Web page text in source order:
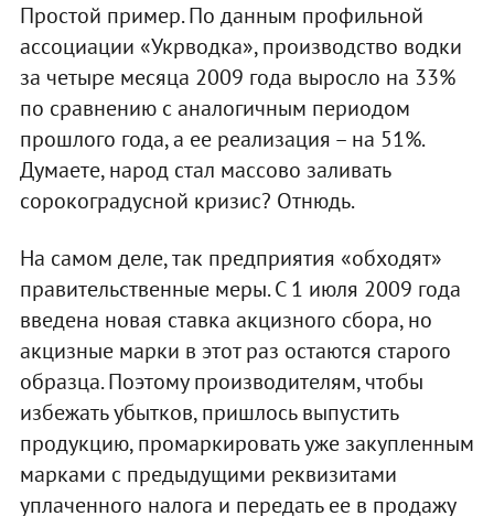
Простой пример. По данным профильной
ассоциации «Укрводка», производство водки
за четыре месяца 2009 года выросло на 33%
по сравнению с аналогичным периодом
прошлого года, а ее реализация – на 51%.
Думаете, народ стал массово заливать
сорокоградусной кризис? Отнюдь.
На самом деле, так предприятия «обходят»
правительственные меры. С 1 июля 2009 года
введена новая ставка акцизного сбора, но
акцизные марки в этот раз остаются старого
образца. Поэтому производителям, чтобы
избежать убытков, пришлось выпустить
продукцию, промаркировать уже закупленным
марками с предыдущими реквизитами
уплаченного налога и передать ее в продажу